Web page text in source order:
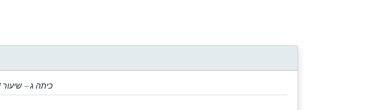
כיתה ג – שיעור 01 – מבחן בחשבון תחילת שנה